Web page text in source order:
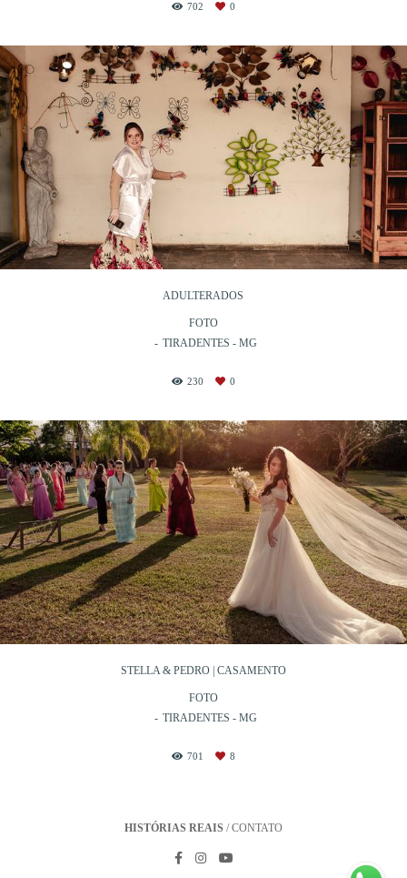
702 0
ADULTERADOS
FOTO
TIRADENTES - MG
230 0
STELLA & PEDRO | CASAMENTO
FOTO
TIRADENTES - MG
701 8
HISTÓRIAS REAIS /CONTATO